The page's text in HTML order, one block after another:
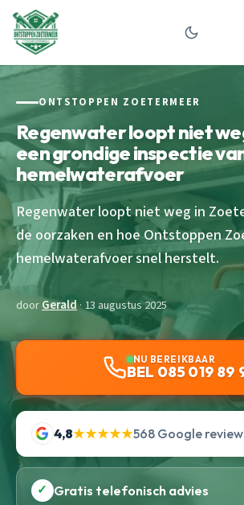
ONTSTOPPEN ZOETERMEER
Regenwater loopt niet
een grondige inspectie
hemelwaterafvoer
Regenwater loopt niet weg in
de oorzaken en hoe Ontstoppen
hemelwaterafvoer snel herstelt.
doorGerald· 13 augustus 2025
NU BEREIKBAAR
BEL 085 019 89
4,8★★★★★568 Google
✓ Gratis telefonisch advies